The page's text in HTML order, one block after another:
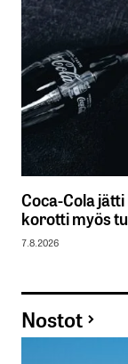
Coca-Cola
korotti myös
7.8.2026
Nostot